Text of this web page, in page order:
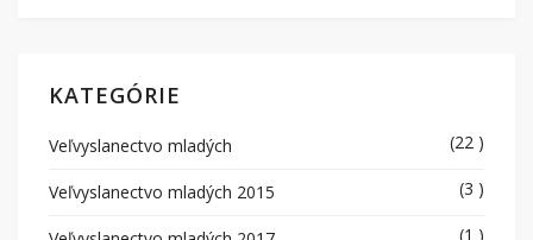
KATEGÓRIE
Veľvyslanectvo mladých (22 )
Veľvyslanectvo mladých 2015 (3 )
(1 )